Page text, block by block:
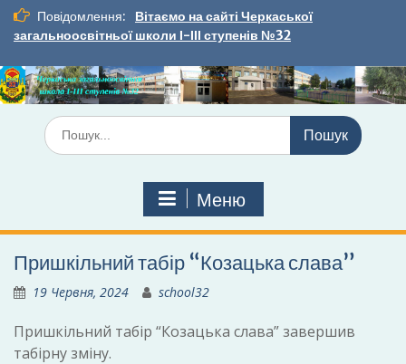
Перейти
вмісту
Повідомлення:
Вітаємо на сайті Черкаської
загальноосвітньої школи І-ІІІ ступенів №32
Шукати:
Меню
Пришкільний табір “Козацька слава”
19 Червня, 2024 school32
Пришкільний табір “Козацька слава” завершив
табірну зміну.